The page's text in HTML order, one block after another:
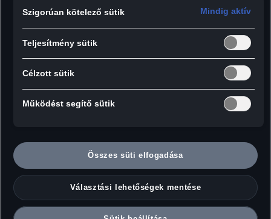
Audi A5: az 1:43-as miniatűr semmiben sem
Anyag:
Fröccsöntött cink
Szigorúan kötelező sütik Mindig aktív
Teljesítmény sütik
Célzott sütik
Működést segítő sütik
Összes süti elfogadása
Választási lehetőségek mentése